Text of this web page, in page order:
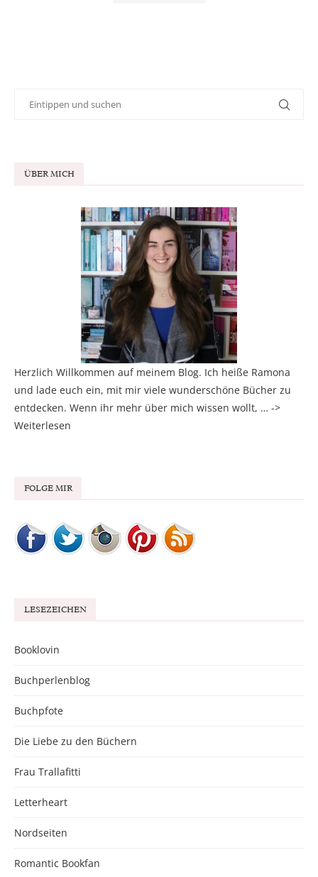
ÜBER MICH
Herzlich Willkommen auf meinem Blog. Ich heiße Ramona
und lade euch ein, mit mir viele wunderschöne Bücher zu
entdecken. Wenn ihr mehr über mich wissen wollt, … ->
Weiterlesen
FOLGE MIR
LESEZEICHEN
Booklovin
Buchperlenblog
Buchpfote
Die Liebe zu den Büchern
Frau Trallafitti
Letterheart
Nordseiten
Romantic Bookfan